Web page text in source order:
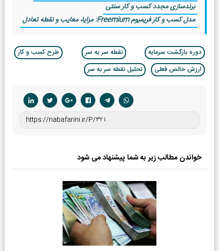
برندسازی مجدد کسب و کار سنتی
مدل کسب و کار فریمیوم Freemium: مزایا، معایب و نقطه تعادل
دوره بازگشت سرمایه نقطه سر به سر
طرح کسب و کار
ارزش خالص فعلی
تحلیل نقطه سر به سر
خواندن مطالب زیر به شما پیشنهاد می شود